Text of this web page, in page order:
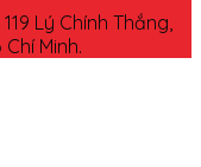
Lý Chính Thắng,
Minh.